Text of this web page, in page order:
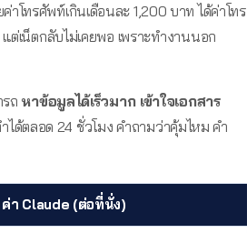
โทรศัพท์เกินเดือนละ 1,200 บาท ได้ค่าโทร
เน็ตกลับไม่เคยพอ เพราะทำงานนอก
ถ หาข้อมูลได้เร็วมาก เข้าใจเอกสาร
ด้ตลอด 24 ชั่วโมง คำถามว่าคุ้มไหม คำ
ค่า Claude (ต่อที่นั่ง)